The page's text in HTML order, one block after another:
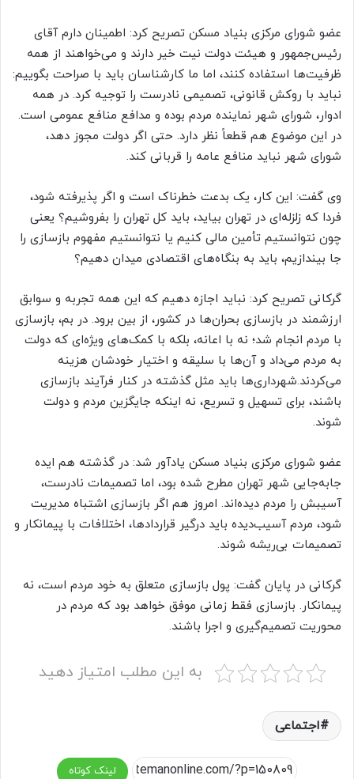
عضو شورای مرکزی بنیاد مسکن تصریح کرد: اطمینان دارم آقای
رئیس‌جمهور و هیئت دولت نیت خیر دارند و می‌خواهند از همه
ظرفیت‌ها استفاده کنند، اما ما کارشناسان باید با صراحت بگوییم:
نباید با روکش قانونی، تصمیمی نادرست را توجیه کرد. در همه
ادوار، شورای شهر نماینده مردم بوده و مدافع منافع عمومی است.
در این موضوع هم قطعاً نظر دارد. حتی اگر دولت مجوز دهد،
شورای شهر نباید منافع عامه را قربانی کند.
وی گفت: این کار، یک بدعت خطرناک است و اگر پذیرفته شود،
فردا که زلزله‌ای در تهران بیاید، باید کل تهران را بفروشیم؟ یعنی
چون نتوانستیم تأمین مالی کنیم یا نتوانستیم مفهوم بازسازی را
جا بیندازیم، باید به بنگاه‌های اقتصادی میدان دهیم؟
گرکانی تصریح کرد: نباید اجازه دهیم که این همه تجربه و سوابق
ارزشمند در بازسازی بحران‌ها در کشور، از بین برود. در بم، بازسازی
با مردم انجام شد؛ نه با اعانه، بلکه با کمک‌های ویژه‌ای که دولت
به مردم می‌داد و آن‌ها با سلیقه و اختیار خودشان هزینه
می‌کردند.شهرداری‌ها باید مثل گذشته در کنار فرآیند بازسازی
باشند، برای تسهیل و تسریع، نه اینکه جایگزین مردم و دولت
شوند.
عضو شورای مرکزی بنیاد مسکن یادآور شد: در گذشته هم ایده
جابه‌جایی شهر تهران مطرح شده بود، اما تصمیمات نادرست،
آسیبش را مردم دیده‌اند. امروز هم اگر بازسازی اشتباه مدیریت
شود، مردم آسیب‌دیده باید درگیر قراردادها، اختلافات با پیمانکار و
تصمیمات بی‌ریشه شوند.
گرکانی در پایان گفت: پول بازسازی متعلق به خود مردم است، نه
پیمانکار. بازسازی فقط زمانی موفق خواهد بود که مردم در
محوریت تصمیم‌گیری و اجرا باشند.
به این مطلب امتیاز دهید
اجتماعی
لینک کوتاه